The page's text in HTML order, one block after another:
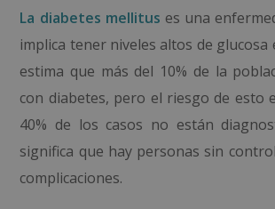
La diabetes mellitus es una
implica tener niveles altos de glucosa
estima que más del 10% de la
con diabetes, pero el riesgo de esto
40% de los casos no están
significa que haypersonas sin
complicaciones.